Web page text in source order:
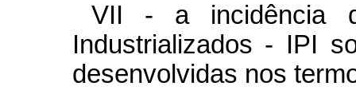
VII - a incidência
Industrializados - IPI
desenvolvidas nos